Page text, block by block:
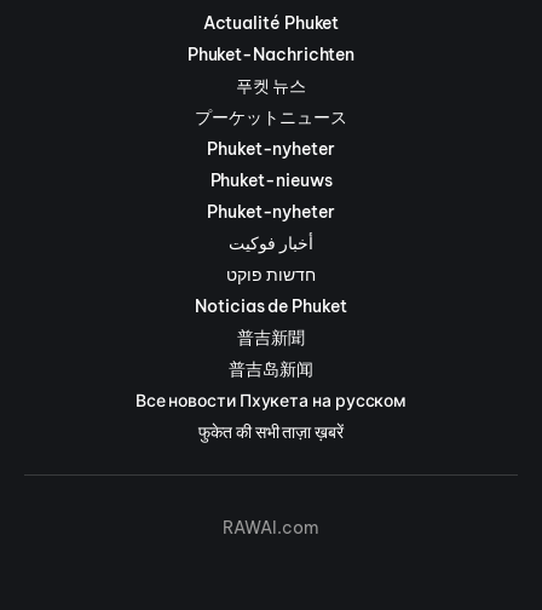
Actualité Phuket
Phuket-Nachrichten
푸켓 뉴스
プーケットニュース
Phuket-nyheter
Phuket-nieuws
Phuket-nyheter
أخبار فوكيت
חדשות פוקט
Noticias de Phuket
普吉新聞
普吉岛新闻
Все новости Пхукета на русском
फुकेत की सभी ताज़ा ख़बरें
RAWAI.com